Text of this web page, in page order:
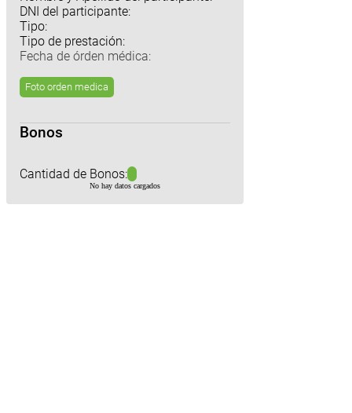
DNI del participante:
Tipo:
Tipo de prestación:
Fecha de órden médica:
Foto orden medica
Bonos
Cantidad de Bonos:
No hay datos cargados